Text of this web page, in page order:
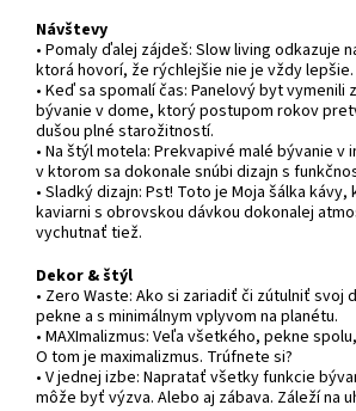
Návštevy
• Pomaly ďalej zájdeš: Slow living odkazuje
ktorá hovorí, že rýchlejšie nie je vždy lepšie.
• Keď sa spomalí čas: Panelový byt vymenili
bývanie v dome, ktorý postupom rokov
dušou plné starožitností.
• Na štýl motela: Prekvapivé malé bývanie v
v ktorom sa dokonale snúbi dizajn s
• Sladký dizajn: Pst! Toto je Moja šálka
kaviarni s obrovskou dávkou dokonalej
vychutnať tiež.
Dekor & štýl
• Zero Waste: Ako si zariadiť či zútulniť svoj
pekne a s minimálnym vplyvom na planétu.
• MAXImalizmus: Veľa všetkého, pekne
O tom je maximalizmus. Trúfnete si?
• V jednej izbe: Napratať všetky funkcie
môže byť výzva. Alebo aj zábava. Záleží na